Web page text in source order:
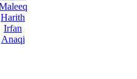
Harith
Irfan
Anaqi